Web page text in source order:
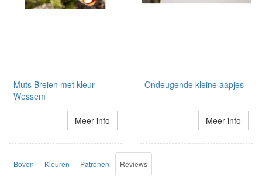
Muts Breien met kleur
Wessem
Meer info
Ondeugende kleine aapjes
Meer info
Boven Kleuren Patronen Reviews